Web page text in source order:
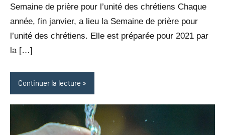
leresche
Semaine de prière pour l’unité des chrétiens Chaque
année, fin janvier, a lieu la Semaine de prière pour
l’unité des chrétiens. Elle est préparée pour 2021 par
la […]
Continuer la lecture